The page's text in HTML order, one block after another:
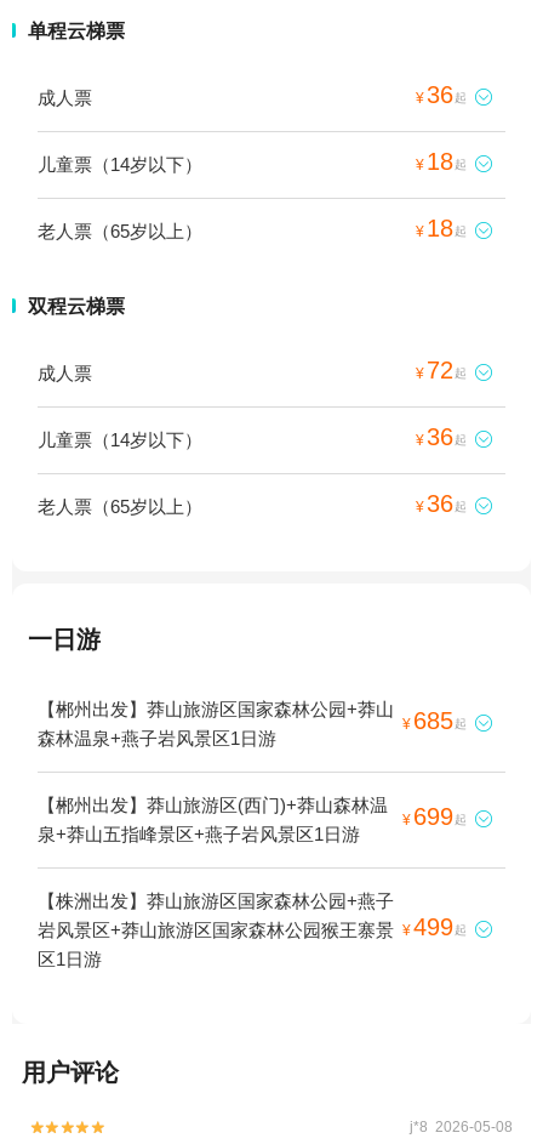
单程云梯票
成人票 ¥36起 
儿童票（14岁以下） ¥ 18起 
老人票（65岁以上） ¥ 18起 
双程云梯票
成人票 ¥ 72 起 
儿童票（14岁以下） ¥36起 
老人票（65岁以上） ¥36起 
一日游
【郴州出发】莽山旅游区国家森林公园+莽山
森林温泉+燕子岩风景区1日游
¥ 685起 
【郴州出发】莽山旅游区(西门)+莽山森林温
泉+莽山五指峰景区+燕子岩风景区1日游
¥ 699起 
【株洲出发】莽山旅游区国家森林公园+燕子
岩风景区+莽山旅游区国家森林公园猴王寨景
区1日游
¥499起 
用户评论

 j*8 2026-05-08